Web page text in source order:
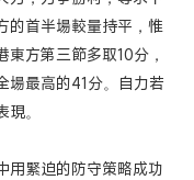
的首半場較量持平，惟
方第三節多取10分，
場最高的41分。自力若
。
用緊迫的防守策略成功